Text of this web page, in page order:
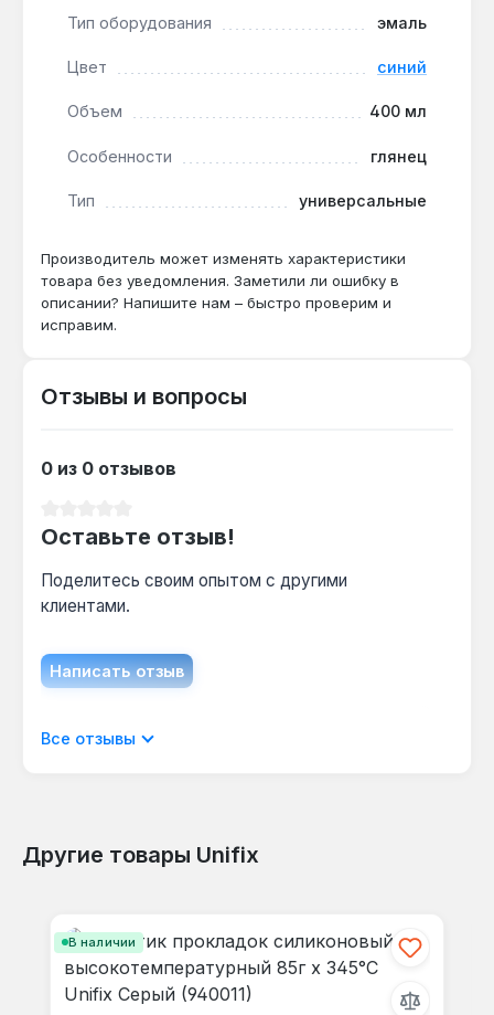
декоративных деталей, садового инвентаря и
Производство — Китай. Гарантия 1 год, доставка
по Украине.
Да — состав имеет адгезию к пластику без
грунтовки, объём 400 мл хватает на 2-3 м²
поверхности в один слой.
Можно ли красить радиаторы отопления?
глянцевый слой устойчив к истиранию и не
Тип оборудования эмаль
Цвет синий
Объем 400 мл
Особенности глянец
Тип универсальные
Производитель может изменять характеристики
товара без уведомления. Заметили ли ошибку в
описании? Напишите нам – быстро проверим и
исправим.
Отзывы и вопросы
0 из 0 отзывов
Оставьте отзыв!
Поделитесь своим опытом с другими
клиентами.
Написать отзыв
Отображать отзывы только на текущем
Все отзывы
Другие товары Unifix
В наличии